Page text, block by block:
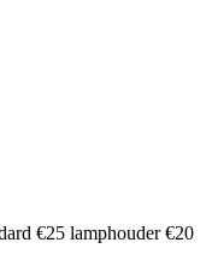
€25 lamphouder €20